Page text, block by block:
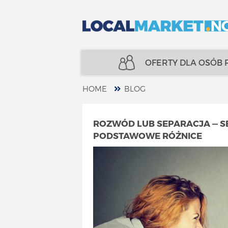
OFERTY DLA OSÓB
KREDYTY
FINANSE
SPECJALIŚCI
FINANSE
TELECOM
USŁUGI
HOME BLOG
ROZWÓD LUB SEPARACJA —
PODSTAWOWE RÓŻNICE